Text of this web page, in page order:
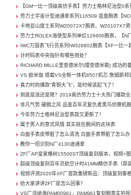
【GM一比一顶级高仿手表】劳力士格林尼治型II
劳力士宇宙计型迪通拿系列116509 蓝盘腕表【
卡地亚山度士系列W20072X7腕表、W20107X7男
劳力士ROLEX海使型系列单红126600腕表，【N
IWC万国表飞行员系列IW326802腕表【XF一比一
计时码表中央指针有哪些用处？
RICHARD MILLE里查德米尔(理查德米勒) 成功的
VS 欧米伽 搭载VS全新一体机8507机芯 詹姆斯邦
真力时的爆款“青铜大飞”，是时候该起飞了！
到底是涨还是降？2019高仿劳力士十大热门爆款
非凡气势 硬朗之风 品鉴百年灵复仇者黑鸟侦察机
今年劳力士格林尼治型表款又更新了！
属于男人的意式风情 其实就在腕间的这块表
白面手表皮带脏了怎么清洗 白面手表带脏了怎么办
教你一招识别N厂4130迪通拿
ZF厂AP皇家橡树15500ST顶级复刻版本，视频+
超级顶级复刻百年灵航空计时41MM精仿手表（原
视频评测2020年XF厂首款重磅新品：顶级复刻泰
给大家讲讲ZF厂是怎么回事？
VS厂沛纳海PAM00961，PAM961复刻腕表实拍